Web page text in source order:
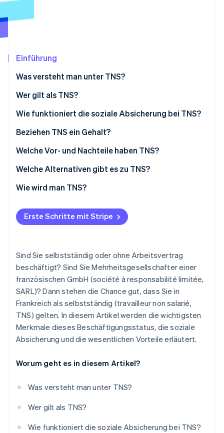
Betrugsprävention
Atlas
Online-Identitätsprüfung
Stripe-Sessions 2026
Jetzt ansehen
Einführung
Was versteht man unter TNS?
Wer gilt als TNS?
Wie funktioniert die soziale Absicherung bei TNS?
Gemeinsame Steuer- und
Beziehen TNS ein Gehalt?
Welche Vor- und Nachteile haben TNS?
Welche Alternativen gibt es zu TNS?
Wie wird man TNS?
Erste Schritte mit Stripe
Sind Sie selbstständig oder ohne Arbeitsvertrag
beschäftigt? Sind Sie Mehrheitsgesellschafter einer
französischen GmbH (société à responsabilité limitée,
SARL)? Dann stehen die Chance gut, dass Sie in
Frankreich als selbstständig (travailleur non salarié,
TNS) gelten. In diesem Artikel werden die wichtigsten
Merkmale dieses Beschäftigungsstatus, die soziale
Absicherung und die wesentlichen Vorteile erläutert.
Worum geht es in diesem Artikel?
Was versteht man unter TNS?
Wer gilt als TNS?
Wie funktioniert die soziale Absicherung bei TNS?